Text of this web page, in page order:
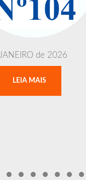
JANEIRO de 2026
LEIA MAIS